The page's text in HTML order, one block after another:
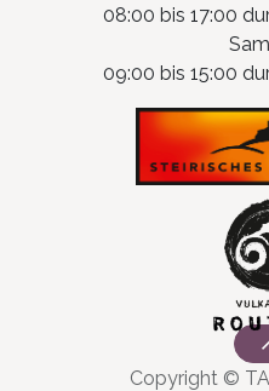
08:00 bis 17:00
09:00 bis 15:00
Copyright ©